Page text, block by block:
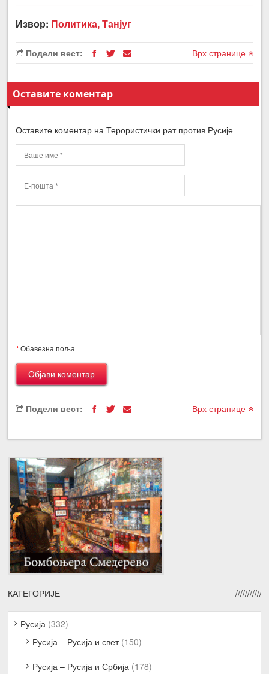
Извор: Политика, Танјуг
Подели вест: Врх странице
Оставите коментар
Оставите коментар на Терористички рат против Русије
*Обавезна поља
Подели вест: Врх странице
КАТЕГОРИЈЕ
Русија (332)
Русија – Русија и свет(150)
Русија – Русија и Србија (178)